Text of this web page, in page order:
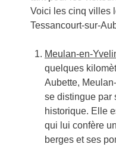
Voici les cinq villes
Tessancourt-sur-
Meulan-en-
quelques
Aubette,
se distingue par
historique. Elle
qui lui confère
berges et ses